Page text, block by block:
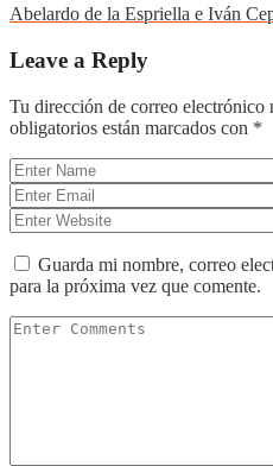
Abelardo de la Espriella e Iván
Leave a Reply
Tu dirección de correo electrónico
obligatorios están marcados con *
Guarda mi nombre, correo
para la próxima vez que comente.